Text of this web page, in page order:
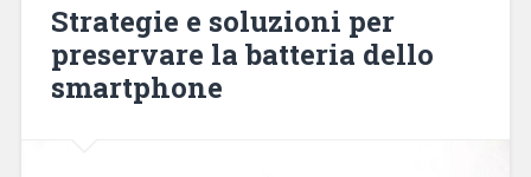
Strategie e soluzioni per
preservare la batteria dello
smartphone